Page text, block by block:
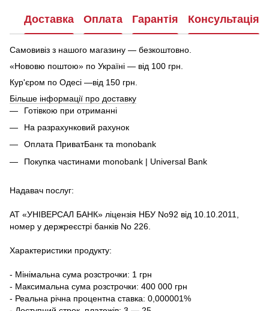
Доставка Оплата Гарантія Консультація
Самовивіз з нашого магазину — безкоштовно.
«Нововю поштою» по Україні — від 100 грн.
Кур'єром по Одесі —від 150 грн.
Більше інформації про доставку
Готівкою при отриманні
На разрахунковий рахунок
Оплата ПриватБанк та monobank
Покупка частинами monobank | Universal Bank
Надавач послуг:
АТ «УНІВЕРСАЛ БАНК» ліцензія НБУ No92 від 10.10.2011,
номер у держреєстрі банків No 226.
Характеристики продукту:
- Мінімальна сума розстрочки: 1 грн
- Максимальна сума розстрочки: 400 000 грн
- Реальна річна процентна ставка: 0,000001%